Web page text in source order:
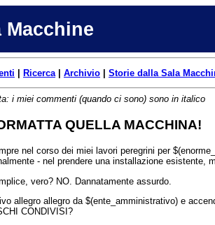
Ricerca Archivio Storie dalla Sala
i miei commenti (quando ci sono) sono in italico
QUELLA MACCHINA!
nel corso dei miei lavori peregrini per
- nel prendere una installazione
vero? NO. Dannatamente assurdo.
allegro allegro da $(ente_amministrativo) e
CONDIVISI?